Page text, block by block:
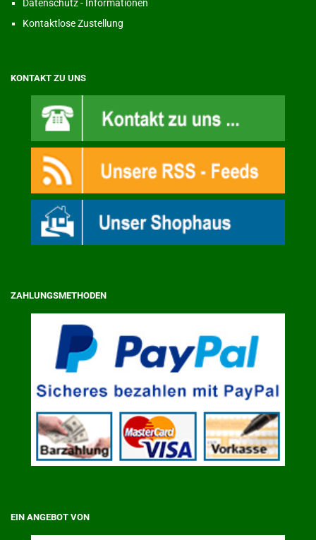
Datenschutz - Informationen
Kontaktlose Zustellung
KONTAKT ZU UNS
ZAHLUNGSMETHODEN
EIN ANGEBOT VON